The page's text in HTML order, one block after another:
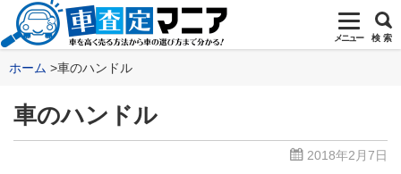
メニュー 検 索
ホーム 車のハンドル
車のハンドル
2018年2月7日